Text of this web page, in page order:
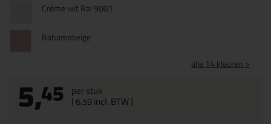
Créme wit Ral 9001
Bahamabeige
alle 14 kleuren >
5,45 per stuk
(6,59incl. BTW )